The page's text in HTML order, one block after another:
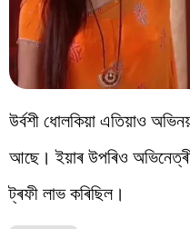
উৰ্বশী ধোলকিয়া এতিয়াও
আছে। ইয়াৰ উপৰিও
ট্ৰফী লাভ কৰিছিল।